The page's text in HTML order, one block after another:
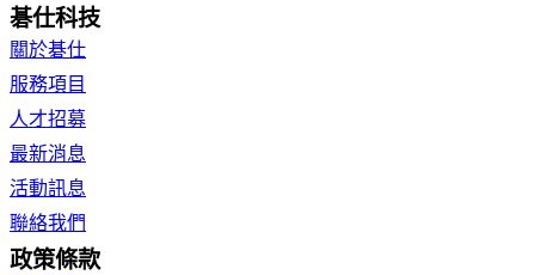
碁仕科技
關於碁仕
服務項目
人才招募
最新消息
活動訊息
聯絡我們
政策條款